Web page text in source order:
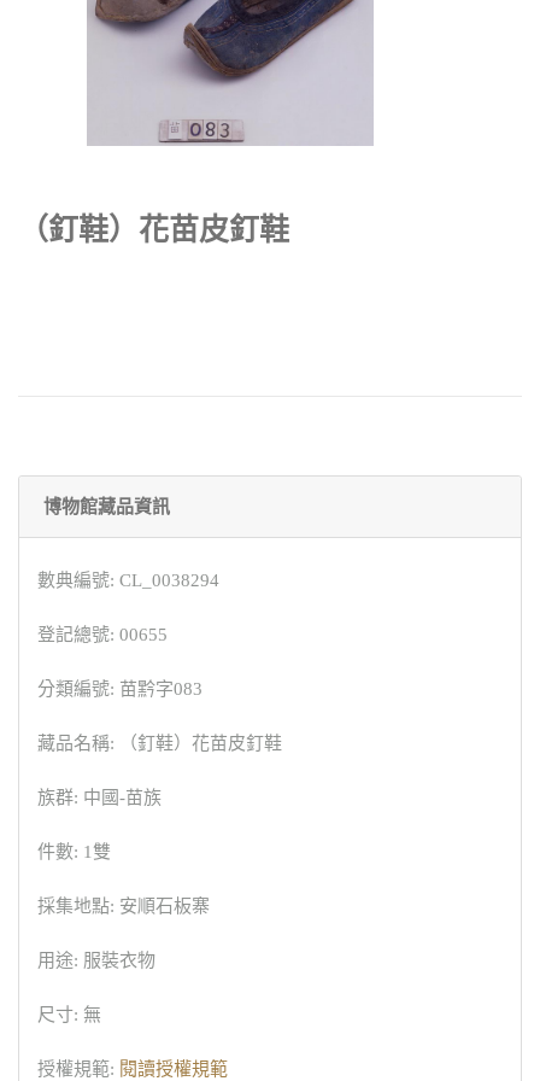
（釘鞋）花苗皮釘鞋
博物館藏品資訊
數典編號: CL_0038294
登記總號: 00655
分類編號: 苗黔字083
藏品名稱: （釘鞋）花苗皮釘鞋
族群: 中國-苗族
件數: 1雙
採集地點: 安順石板寨
用途: 服裝衣物
尺寸: 無
授權規範: 閱讀授權規範